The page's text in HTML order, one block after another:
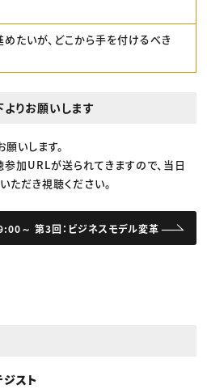
たいが、どこから手を付けるべき
りお願いします
いします。
加URLが送られてきますので、当日
ただき視聴ください。
～ 第3回：ビジネスモデル変革
スト